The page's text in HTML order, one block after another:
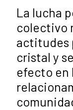
La lucha
colectivo
actitudes
cristal y
efecto en